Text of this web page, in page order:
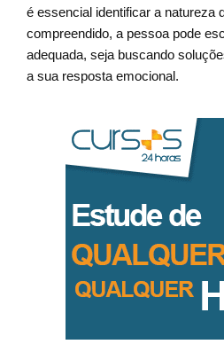
é essencial identificar a natureza
compreendido, a pessoa pode
adequada, seja buscando
a sua resposta emocional.